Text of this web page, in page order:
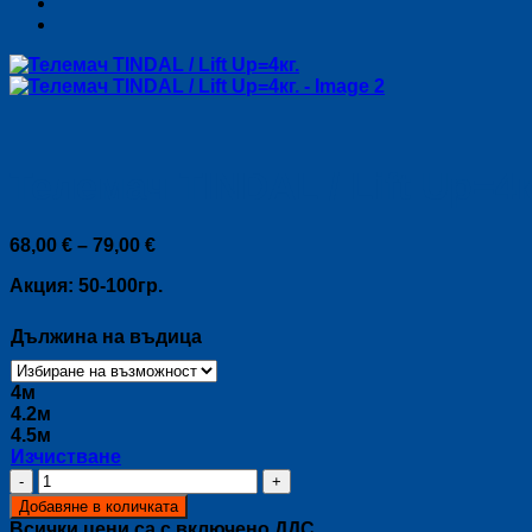
68,00 € – 79,00 €Price
68,00 €
79,00 €
Акция: 50-100гр.
Дължина на въдица
4м
4.2м
4.5м
Изчистване
количество
за
Телемач
Добавяне в количката